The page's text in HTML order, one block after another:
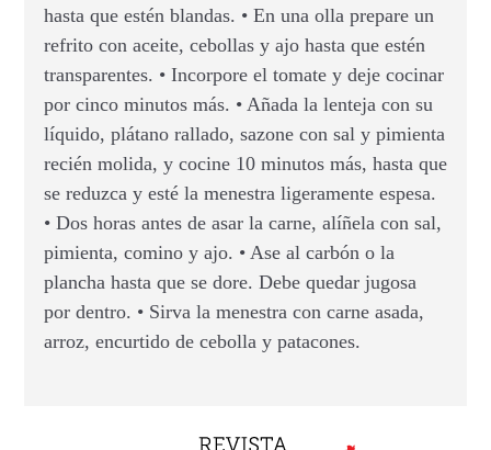
hasta que estén blandas. • En una olla prepare un
refrito con aceite, cebollas y ajo hasta que estén
transparentes. • Incorpore el tomate y deje cocinar
por cinco minutos más. • Añada la lenteja con su
líquido, plátano rallado, sazone con sal y pimienta
recién molida, y cocine 10 minutos más, hasta que
se reduzca y esté la menestra ligeramente espesa.
• Dos horas antes de asar la carne, alíñela con sal,
pimienta, comino y ajo. • Ase al carbón o la
plancha hasta que se dore. Debe quedar jugosa
por dentro. • Sirva la menestra con carne asada,
arroz, encurtido de cebolla y patacones.